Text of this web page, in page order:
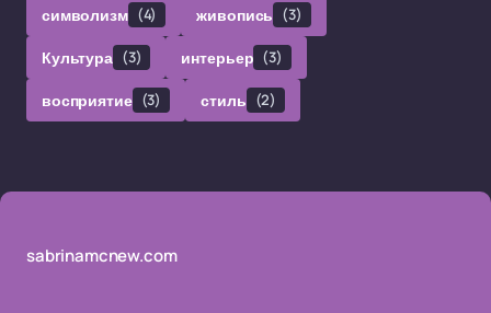
символизм (4) живопись (3)
Культура (3) интерьер (3)
восприятие (3) стиль (2)
sabrinamcnew.com